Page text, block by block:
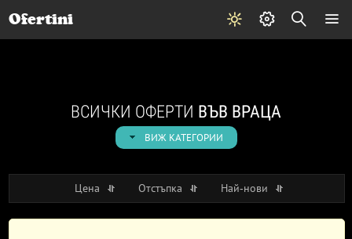
Ofertini
ВСИЧКИ ОФЕРТИ ВЪВ ВРАЦА
ВИЖ КАТЕГОРИИ
Цена Отстъпка Най-нови